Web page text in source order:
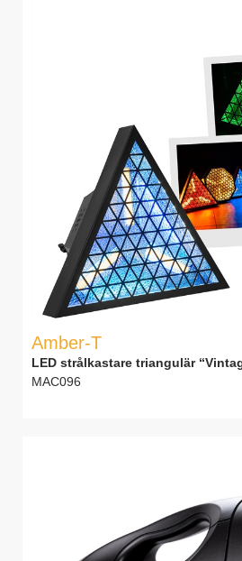
Amber-T
LED strålkastare triangulär
MAC096